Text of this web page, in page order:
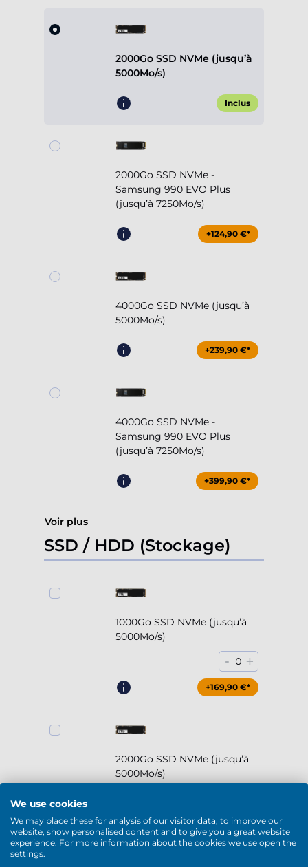
2000Go SSD NVMe (jusqu’à
5000Mo/s)
Inclus
2000Go SSD NVMe -
Samsung 990 EVO Plus
(jusqu’à 7250Mo/s)
+124,90 €*
4000Go SSD NVMe (jusqu’à
5000Mo/s)
+239,90 €*
4000Go SSD NVMe -
Samsung 990 EVO Plus
(jusqu’à 7250Mo/s)
+399,90 €*
Voir plus
SSD / HDD (Stockage)
1000Go SSD NVMe (jusqu’à
5000Mo/s)
- 0 +
+169,90 €*
2000Go SSD NVMe (jusqu’à
5000Mo/s)
+294,90 €*
We use cookies
We may place these for analysis of our visitor data, to improve our
website, show personalised content and to give you a great website
experience. For more information about the cookies we use open the
settings.